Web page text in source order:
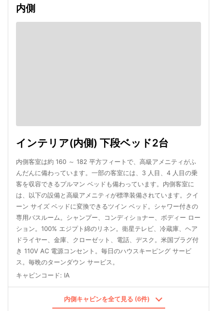
内側
インテリア(内側) 下段ベッド2台
内側客室は約 160 ～ 182 平方フィートで、高級アメニティがふ
んだんに備わっています。一部の客室には、3 人目、4 人目の乗
客を収容できるプルマン ベッドも備わっています。内側客室に
は、以下の設備と高級アメニティが標準装備されています。クイ
ーン サイズ ベッドに変換できるツイン ベッド。シャワー付きの
専用バスルーム。シャンプー、コンディショナー、ボディー ロー
ション。100% エジプト綿のリネン。衛星テレビ、冷蔵庫、ヘア
ドライヤー、金庫、クローゼット、電話、デスク。米国プラグ付
き 110V AC 電源コンセント。毎日のハウスキーピング サービ
ス。毎晩のターンダウン サービス。
キャビンコード: IA
内側キャビンを全て見る (6件)